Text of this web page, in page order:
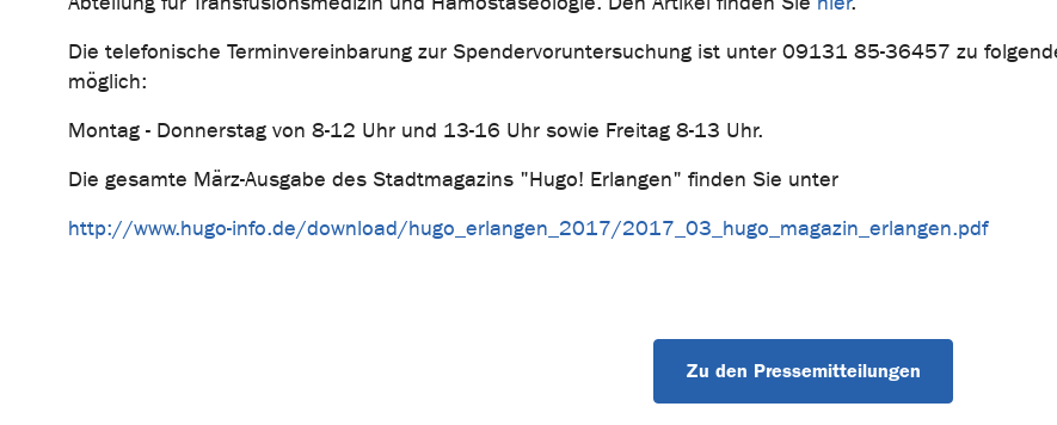
Die telefonische Terminvereinbarung zur Spendervoruntersuchung ist unter 09131 85-36457 zu
möglich:
Montag - Donnerstag von 8-12 Uhr und 13-16 Uhr sowie Freitag 8-13 Uhr.
Die gesamte März-Ausgabe des Stadtmagazins "Hugo! Erlangen" finden Sie unter
http://www.hugo-info.de/download/hugo_erlangen_2017/2017_03_hugo_magazin_erlangen.pdf
Zu den Pressemitteilungen